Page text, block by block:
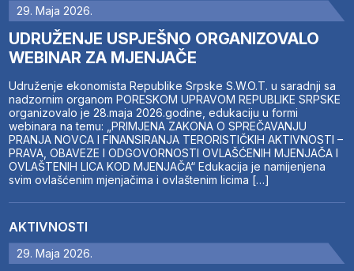
29. Maja 2026.
UDRUŽENJE USPJEŠNO ORGANIZOVALO
WEBINAR ZA MJENJAČE
Udruženje ekonomista Republike Srpske S.W.O.T. u saradnji sa
nadzornim organom PORESKOM UPRAVOM REPUBLIKE SRPSKE
organizovalo je 28.maja 2026.godine, edukaciju u formi
webinara na temu: „PRIMJENA ZAKONA O SPREČAVANJU
PRANJA NOVCA I FINANSIRANJA TERORISTIČKIH AKTIVNOSTI –
PRAVA, OBAVEZE I ODGOVORNOSTI OVLAŠĆENIH MJENJAČA I
OVLAŠTENIH LICA KOD MJENJAČA“ Edukacija je namijenjena
svim ovlašćenim mjenjačima i ovlaštenim licima […]
AKTIVNOSTI
29. Maja 2026.